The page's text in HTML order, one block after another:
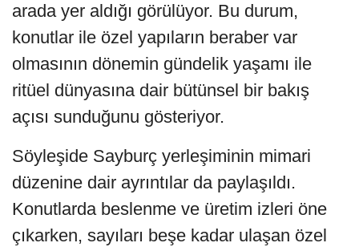
arada yer aldığı görülüyor. Bu durum,
konutlar ile özel yapıların beraber var
olmasının dönemin gündelik yaşamı ile
ritüel dünyasına dair bütünsel bir bakış
açısı sunduğunu gösteriyor.
Söyleşide Sayburç yerleşiminin mimari
düzenine dair ayrıntılar da paylaşıldı.
Konutlarda beslenme ve üretim izleri öne
çıkarken, sayıları beşe kadar ulaşan özel